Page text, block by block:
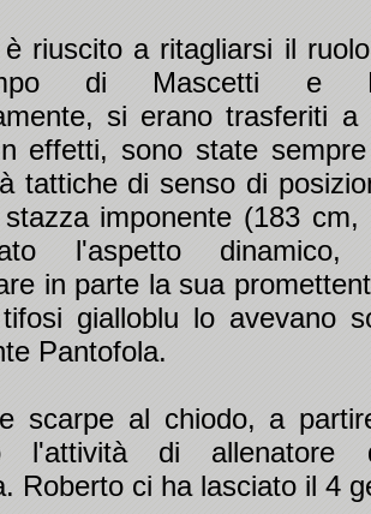
riuscito a ritagliarsi il
di Mascetti e
si erano trasferiti a
effetti, sono state
tattiche di senso di
imponente (183
l'aspetto dinamico,
in parte la sua
gialloblu lo avevano
Pantofola.
scarpe al chiodo, a
l'attività di
Roberto ci ha lasciato il 4